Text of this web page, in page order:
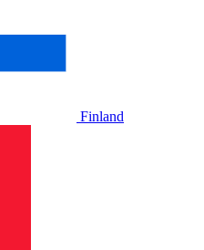
Finland